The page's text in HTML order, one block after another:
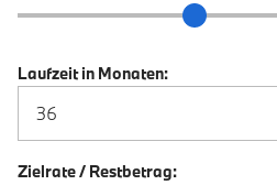
Anzahlung Schieberegler
Laufzeit in Monaten:
Zielrate / Restbetrag: